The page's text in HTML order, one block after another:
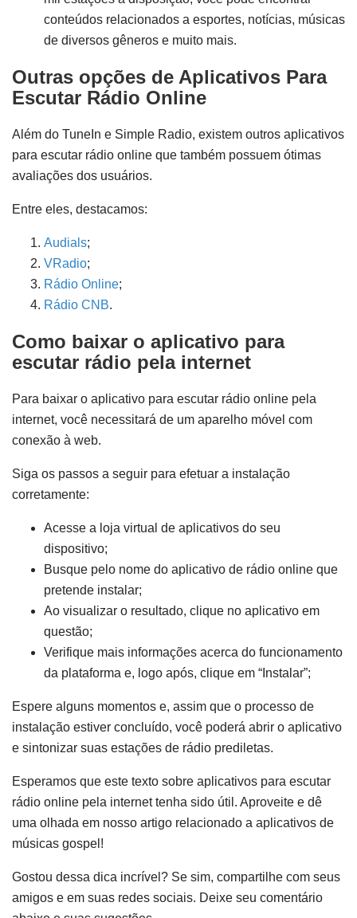
conteúdos relacionados a esportes, notícias, músicas
de diversos gêneros e muito mais.
Outras opções de Aplicativos Para
Escutar Rádio Online
Além do TuneIn e Simple Radio, existem outros aplicativos
para escutar rádio online que também possuem ótimas
avaliações dos usuários.
Entre eles, destacamos:
Audials;
VRadio;
Rádio Online;
Rádio CNB.
Como baixar o aplicativo para
escutar rádio pela internet
Para baixar o aplicativo para escutar rádio online pela
internet, você necessitará de um aparelho móvel com
conexão à web.
Siga os passos a seguir para efetuar a instalação
corretamente:
Acesse a loja virtual de aplicativos do seu
dispositivo;
Busque pelo nome do aplicativo de rádio online que
pretende instalar;
Ao visualizar o resultado, clique no aplicativo em
questão;
Verifique mais informações acerca do funcionamento
da plataforma e, logo após, clique em “Instalar”;
Espere alguns momentos e, assim que o processo de
instalação estiver concluído, você poderá abrir o aplicativo
e sintonizar suas estações de rádio prediletas.
Esperamos que este texto sobre aplicativos para escutar
rádio online pela internet tenha sido útil. Aproveite e dê
uma olhada em nosso artigo relacionado a aplicativos de
músicas gospel!
Gostou dessa dica incrível? Se sim, compartilhe com seus
amigos e em suas redes sociais. Deixe seu comentário